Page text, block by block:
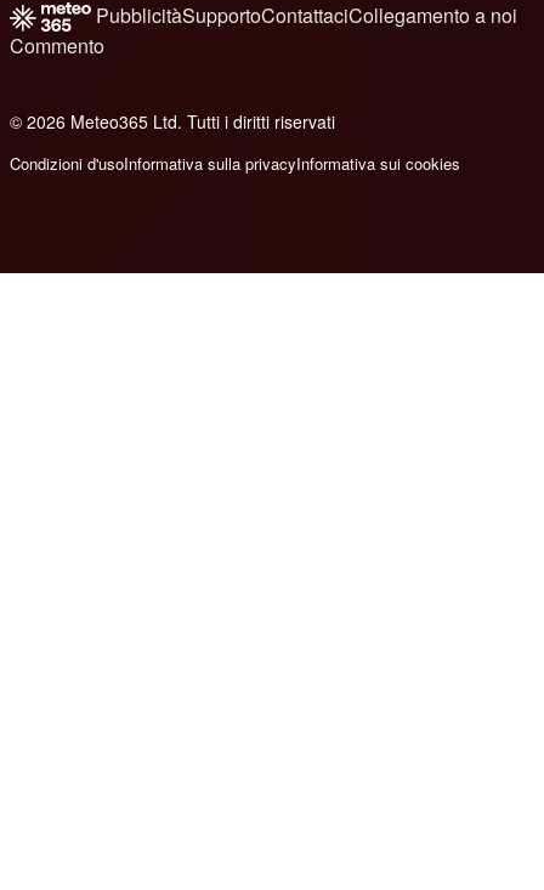
PubblicitàSupportoContattaciCollegamento a noi
Commento
© 2026 Meteo365 Ltd. Tutti i diritti riservati
Condizioni d'usoInformativa sulla privacyInformativa sui cookies